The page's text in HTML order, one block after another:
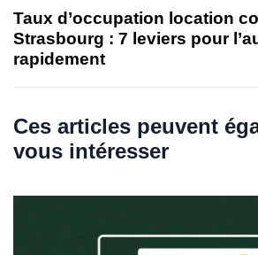
r
t
i
c
e
x
t
t
c
l
Taux d’occupation location
Strasbourg : 7 leviers pour
rapidement
Ces articles peuvent
vous intéresser